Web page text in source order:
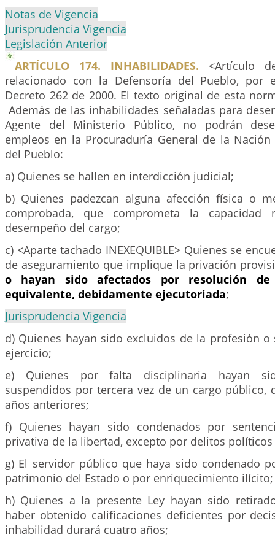
Notas de Vigencia
Jurisprudencia Vigencia
Legislación Anterior
ARTÍCULO 174. INHABILIDADES. <Artículo
relacionado con la Defensoría del Pueblo,
Decreto 262 de 2000. El texto original de esta
Además de las inhabilidades señaladas para
Agente del Ministerio Público, no podrán
empleos en la Procuraduría General de la
del Pueblo:
a) Quienes se hallen en interdicción judicial;
b) Quienes padezcan alguna afección física o
comprobada, que comprometa la capacidad
desempeño del cargo;
c) <Aparte tachado INEXEQUIBLE> Quienes se
de aseguramiento que implique la privación
o hayan sido afectados por resolución
equivalente, debidamente ejecutoriada;
Jurisprudencia Vigencia
d) Quienes hayan sido excluidos de la profesión
ejercicio;
e) Quienes por falta disciplinaria hayan
suspendidos por tercera vez de un cargo público,
años anteriores;
f) Quienes hayan sido condenados por
privativa de la libertad, excepto por delitos
g) El servidor público que haya sido condenado
patrimonio del Estado o por enriquecimiento ilícito;
h) Quienes a la presente Ley hayan sido
haber obtenido calificaciones deficientes por
inhabilidad durará cuatro años;